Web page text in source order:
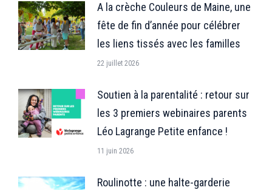
A la crèche Couleurs de Maine, une
fête de fin d’année pour célébrer
les liens tissés avec les familles
22 juillet 2026
Soutien à la parentalité : retour sur
les 3 premiers webinaires parents
Léo Lagrange Petite enfance !
11 juin 2026
Roulinotte : une halte-garderie